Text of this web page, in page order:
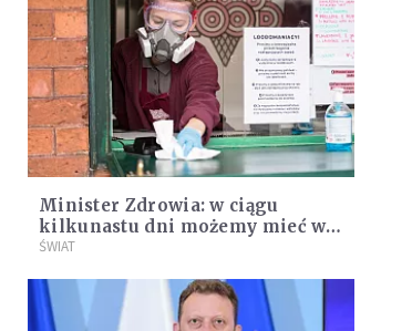
Minister Zdrowia: w ciągu
kilkunastu dni możemy mieć w
Polsce 10 tys. zakażonych
ŚWIAT